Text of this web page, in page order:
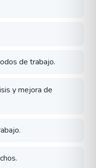
de trabajo.
y mejora de